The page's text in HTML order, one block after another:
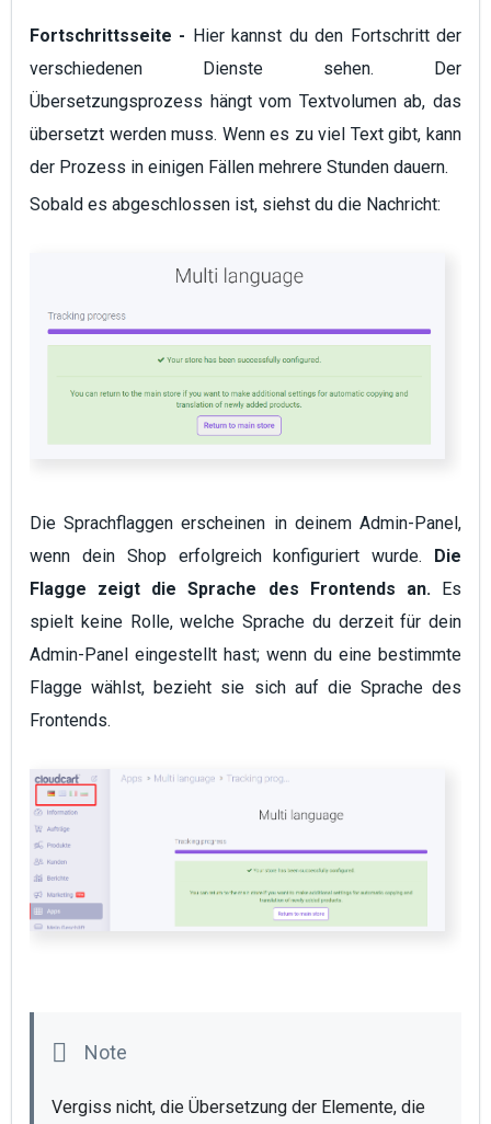
Fortschrittsseite - Hier kannst du den Fortschritt der
verschiedenen Dienste sehen. Der
Übersetzungsprozess hängt vom Textvolumen ab, das
übersetzt werden muss. Wenn es zu viel Text gibt, kann
der Prozess in einigen Fällen mehrere Stunden dauern.
Sobald es abgeschlossen ist, siehst du die Nachricht:
Die Sprachflaggen erscheinen in deinem Admin-Panel,
wenn dein Shop erfolgreich konfiguriert wurde. Die
Flagge zeigt die Sprache des Frontends an.Es
spielt keine Rolle, welche Sprache du derzeit für dein
Admin-Panel eingestellt hast; wenn du eine bestimmte
Flagge wählst, bezieht sie sich auf die Sprache des
Frontends.
Vergiss nicht, die Übersetzung der Elemente, die